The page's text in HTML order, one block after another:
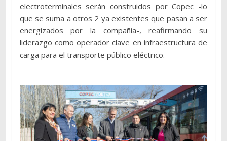
electroterminales serán construidos por Copec -lo
que se suma a otros 2 ya existentes que pasan a ser
energizados por la compañía-, reafirmando su
liderazgo como operador clave en infraestructura de
carga para el transporte público eléctrico.